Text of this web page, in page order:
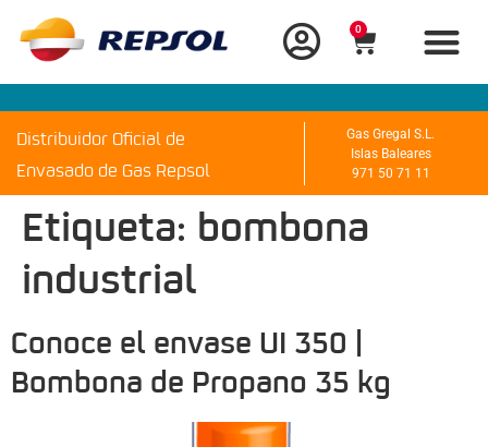
0
Distribuidor Oficial de
Envasado de Gas Repsol
Gas Gregal S.L.
Islas Baleares
971 50 71 11
Etiqueta: bombona
industrial
Conoce el envase UI 350 |
Bombona de Propano 35 kg